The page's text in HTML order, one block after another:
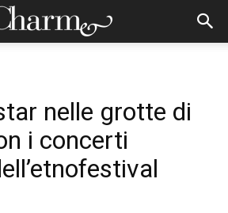
nelle grotte di
i concerti